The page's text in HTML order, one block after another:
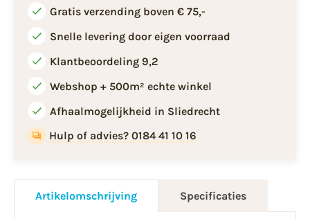
Gratis verzending boven € 75,-
Snelle levering door eigen voorraad
Klantbeoordeling 9,2
Webshop + 500m² echte winkel
Afhaalmogelijkheid in Sliedrecht
Hulp of advies? 0184 41 10 16
Artikelomschrijving Specificaties